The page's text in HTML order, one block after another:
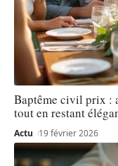
Baptême civil prix :
tout en restant
Actu 19 février 2026